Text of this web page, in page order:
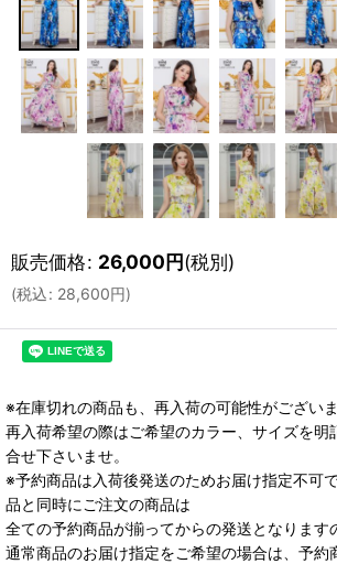
販売価格: 26,000円(税別)
(税込: 28,600円)
※在庫切れの商品も、再入荷の可能性がございま
再入荷希望の際はご希望のカラー、サイズを明
合せ下さいませ。
※予約商品は入荷後発送のためお届け指定不可
品と同時にご注文の商品は
全ての予約商品が揃ってからの発送となります
通常商品のお届け指定をご希望の場合は、予約